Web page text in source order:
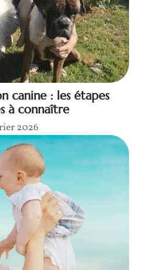
canine : les étapes
à connaître
2026